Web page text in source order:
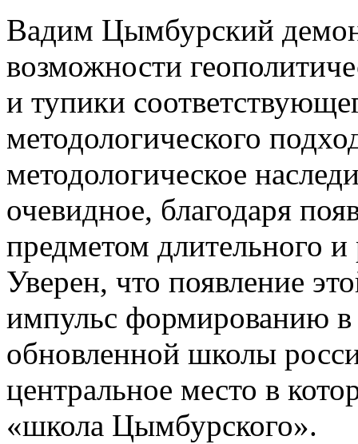
Вадим Цымбурский
возможности
и тупики
методологического
методологическое
очевидное, благодаря
предметом длительного и
Уверен, что появление
импульс формированию в
обновленной школы
центральное место в
«школа Цымбурского».